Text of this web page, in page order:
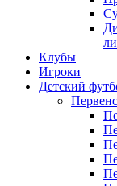
Клубы
Игроки
Детский